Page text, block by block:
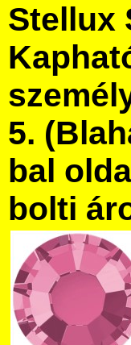
Stellux
5.
bal
bolti